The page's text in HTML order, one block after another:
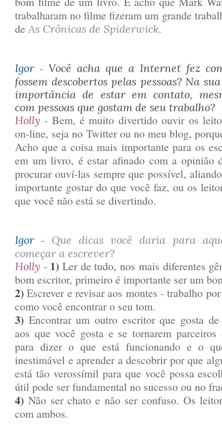
trabalharam no filme fizeram um grande
de As Crônicas de Spiderwick.
Igor - Você acha que a Internet fez
fossem descobertos pelas pessoas? Na
importância de estar em contato,
com pessoas que gostam de seu trabalho?
Holly - Bem, é muito divertido ouvir os
on-line, seja no Twitter ou no meu blog,
Acho que a coisa mais importante para os
em um livro, é estar afinado com a opinião
procurar ouví-las sempre que possível,
importante gostar do que você faz, ou os
que você não está se divertindo.
Igor - Que dicas você daria para
começar a escrever?
Holly - 1) Ler de tudo, nos mais diferentes
bom escritor, primeiro é importante ser um
2) Escrever e revisar aos montes - trabalho
como você encontrar o seu tom.
3) Encontrar um outro escritor que gosta
aos que você gosta e se tornarem
para dizer o que está funcionando e o
inestimável e aprender a descobrir por que
está tão verossímil para que você possa
útil pode ser fundamental no sucesso ou no
4) Não ser chato e não ser confuso. Os
com ambos.